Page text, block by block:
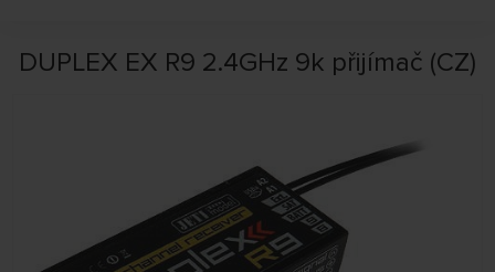
DUPLEX EX R9 2.4GHz 9k přijímač (CZ)